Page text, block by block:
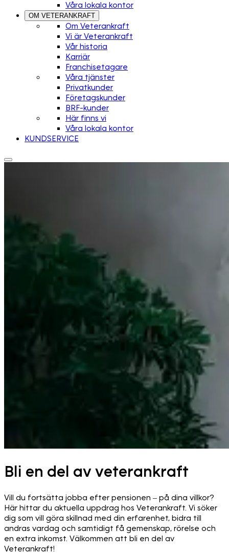
Våra lokala kontor
OM VETERANKRAFT
Om Veterankraft
Vi är Veterankraft
Vår historia
Karriär
Franchisetagare
Våra tjänster
Privatkunder
Företagskunder
BRF-kunder
Här finns vi
Våra lokala kontor
KUNDSERVICE
Bli en del av veterankraft
Vill du fortsätta jobba efter pensionen – på dina villkor?
Här hittar du aktuella uppdrag hos Veterankraft. Vi söker
dig som vill göra skillnad med din erfarenhet, bidra till
andras vardag och samtidigt få gemenskap, rörelse och
en extra inkomst. Välkommen att bli en del av
Veterankraft!